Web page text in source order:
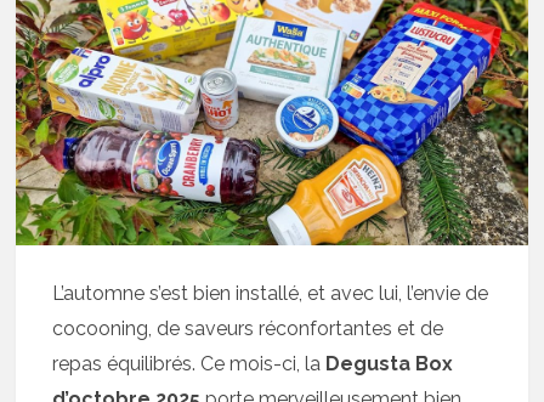
L’automne s’est bien installé, et avec lui, l’envie de
cocooning, de saveurs réconfortantes et de
repas équilibrés. Ce mois-ci, la Degusta Box